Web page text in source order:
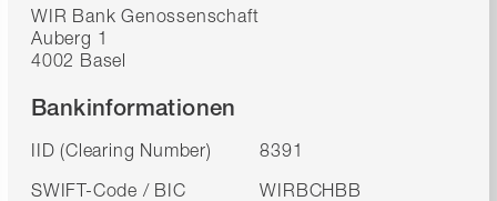
WIR Bank Genossenschaft
Auberg 1
4002 Basel
Bankinformationen
IID (Clearing Number)
8391
SWIFT-Code / BIC
WIRBCHBB